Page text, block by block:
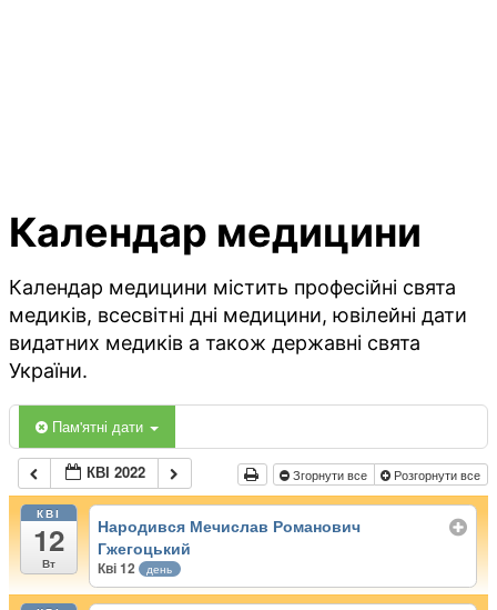
Календар медицини
Календар медицини містить професійні свята
медиків, всесвітні дні медицини, ювілейні дати
видатних медиків а також державні свята
України.
Пам'ятні дати
КВІ 2022 Згорнути все Розгорнути все
КВІ
12
Вт
Народився Мечислав Романович
Гжегоцький
Кві 12 день